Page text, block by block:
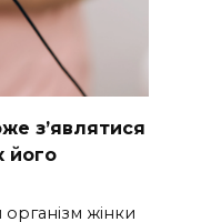
з’являтися
його
жінки